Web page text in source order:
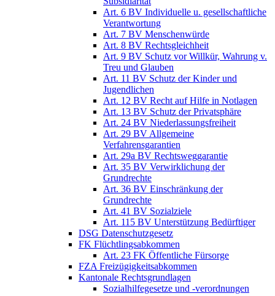
Art. 6 BV Individuelle u. gesellschaftliche
Verantwortung
Art. 7 BV Menschenwürde
Art. 8 BV Rechtsgleichheit
Art. 9 BV Schutz vor Willkür, Wahrung v.
Treu und Glauben
Art. 11 BV Schutz der Kinder und
Jugendlichen
Art. 12 BV Recht auf Hilfe in Notlagen
Art. 13 BV Schutz der Privatsphäre
Art. 24 BV Niederlassungsfreiheit
Art. 29 BV Allgemeine
Verfahrensgarantien
Art. 29a BV Rechtsweggarantie
Art. 35 BV Verwirklichung der
Grundrechte
Art. 36 BV Einschränkung der
Grundrechte
Art. 41 BV Sozialziele
Art. 115 BV Unterstützung Bedürftiger
DSG Datenschutzgesetz
FK Flüchtlingsabkommen
Art. 23 FK Öffentliche Fürsorge
FZA Freizügigkeitsabkommen
Kantonale Rechtsgrundlagen
Sozialhilfegesetze und -verordnungen